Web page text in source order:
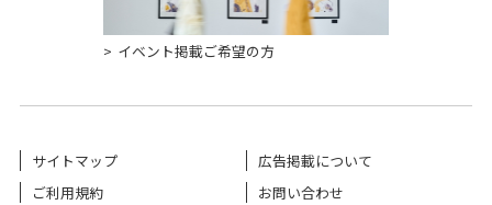
イベント掲載ご希望の方
サイトマップ
広告掲載について
ご利用規約
お問い合わせ